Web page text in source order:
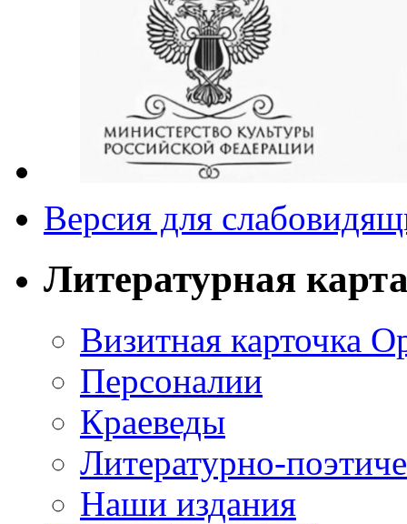
Версия для
Литературная
Визитная карточка
Персоналии
Краеведы
Литературно-
Наши издания